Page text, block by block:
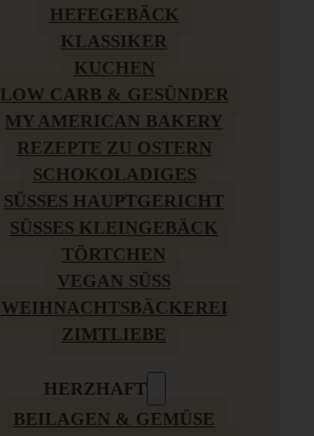
HEFEGEBÄCK
KLASSIKER
KUCHEN
LOW CARB & GESÜNDER
MY AMERICAN BAKERY
REZEPTE ZU OSTERN
SCHOKOLADIGES
SÜSSES HAUPTGERICHT
SÜSSES KLEINGEBÄCK
TÖRTCHEN
VEGAN SÜSS
WEIHNACHTSBÄCKEREI
ZIMTLIEBE
HERZHAFT
BEILAGEN & GEMÜSE